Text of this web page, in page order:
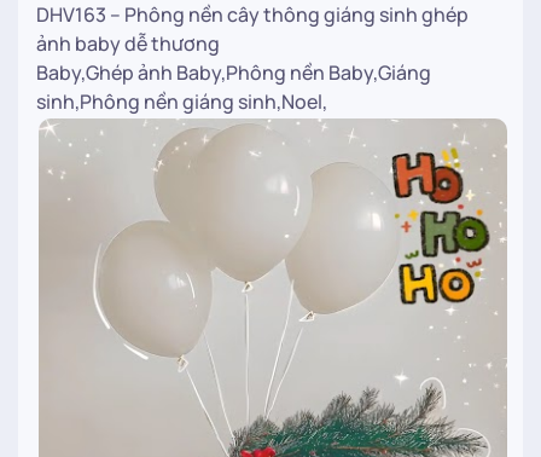
DHV163 – Phông nền cây thông giáng sinh ghép
ảnh baby dễ thương
Baby,Ghép ảnh Baby,Phông nền Baby,Giáng
sinh,Phông nền giáng sinh,Noel,